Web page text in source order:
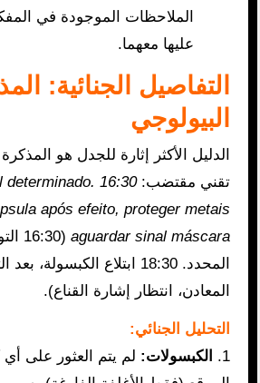
الملاحظات الموجودة في
عليها معهما.
التفاصيل الجنائية:
البيولوجي
الدليل الأكثر إثارة للجدل هو
تقني مقتضب:
determinado.
após efeito, proteger metais
aguardar sinal máscara
المحدد. 18:30 ابتلاع الكبسولة،
المعادن، انتظار إشارة القناع).
التحليل الجنائي:
1.
الكبسولات: لم يتم العثور على